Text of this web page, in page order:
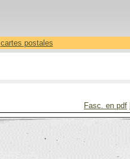
cartes postales
Fasc. en pdf